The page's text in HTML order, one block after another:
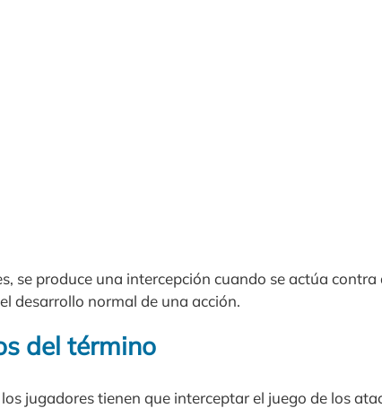
se produce una intercepción cuando se actúa
desarrollo normal de una acción.
del término
jugadores tienen que interceptar el juego de los